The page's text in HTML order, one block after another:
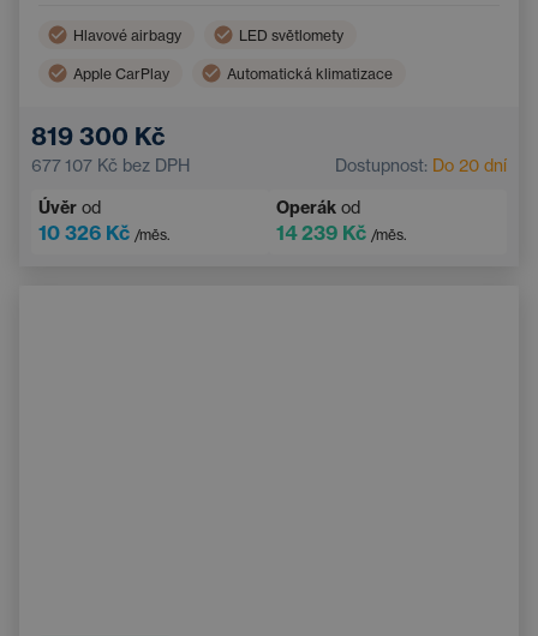
Hlavové airbagy LED světlomety
Apple CarPlay Automatická klimatizace
Systém rozpoznávání chodců a cyklistů
819 300 Kč
677 107 Kč bez DPH Dostupnost: Do 20 dní
Úvěr od
10 326 Kč /měs.
Operák od
14 239 Kč /měs.